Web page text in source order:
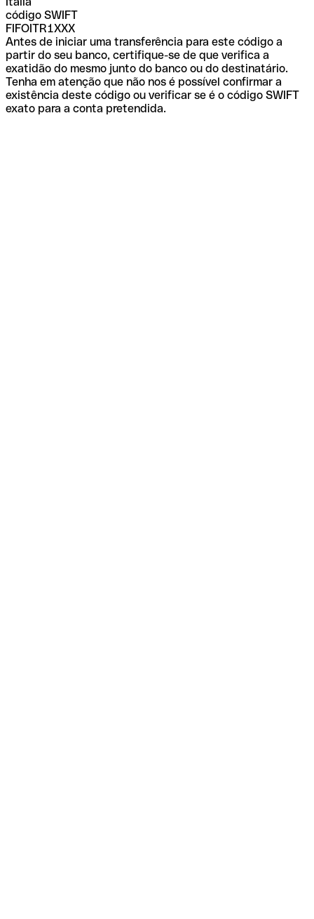
código SWIFT
FIFOITR1XXX
Antes de iniciar uma transferência para este código a
partir do seu banco, certifique-se de que verifica a
exatidão do mesmo junto do banco ou do destinatário.
Tenha em atenção que não nos é possível confirmar a
existência deste código ou verificar se é o código SWIFT
exato para a conta pretendida.